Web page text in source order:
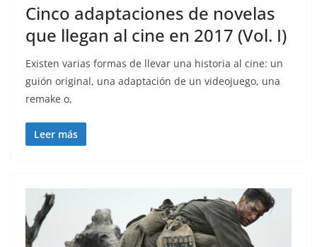
Cinco adaptaciones de novelas
que llegan al cine en 2017 (Vol. I)
Existen varias formas de llevar una historia al cine: un
guión original, una adaptación de un videojuego, una
remake o,
Leer más